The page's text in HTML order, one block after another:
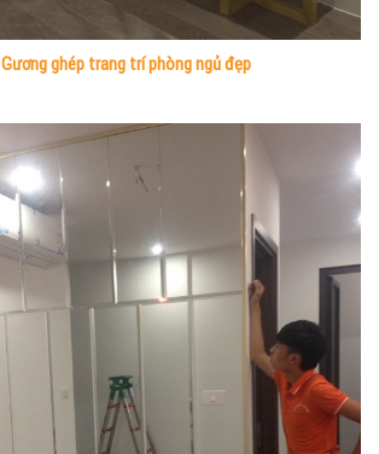
Gương ghép trang trí phòng ngủ đẹp